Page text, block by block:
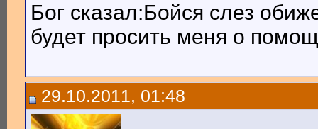
Бог сказал:Бойся слез
будет просить меня о
29.10.2011, 01:48